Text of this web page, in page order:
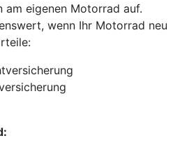
am eigenen Motorrad auf.
wenn Ihr Motorrad neu